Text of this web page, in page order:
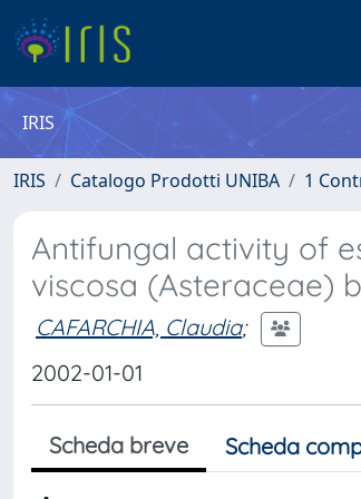
IRIS
IRIS Catalogo Prodotti UNIBA 1
Antifungal activity of
viscosa (Asteraceae)
CAFARCHIA, Claudia;
2002-01-01
Scheda breve Scheda